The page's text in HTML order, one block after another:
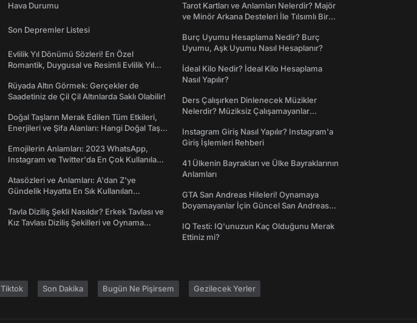
Hava Durumu
Son Depremler Listesi
Evlilik Yıl Dönümü Sözleri! En Özel
Romantik, Duygusal ve Resimli Evlilik Yıl
Rüyada Altın Görmek: Gerçekler de
Saadetiniz de Çil Çil Altınlarda Saklı Olabilir!
Doğal Taşların Merak Edilen Tüm Etkileri,
Enerjileri ve Şifa Alanları: Hangi Doğal Taş
Emojilerin Anlamları: 2023 WhatsApp,
Instagram ve Twitter'da En Çok Kullanılan
Atasözleri ve Anlamları: A'dan Z'ye
Gündelik Hayatta En Sık Kullanılan
Tavla Diziliş Şekli Nasıldır? Erkek Tavlası ve
Kız Tavlası Diziliş Şekilleri ve Oynama
Tarot Kartları ve Anlamları Nelerdir? Majör
ve Minör Arkana Desteleri İle Tılsımlı Bir
Burç Uyumu Hesaplama Nedir? Burç
Uyumu, Aşk Uyumu Nasıl Hesaplanır?
İdeal Kilo Nedir? İdeal Kilo Hesaplama
Nasıl Yapılır?
Ders Çalışırken Dinlenecek Müzikler
Nelerdir? Müziksiz Çalışamayanlar
Instagram Giriş Nasıl Yapılır? Instagram'a
Giriş İşlemleri Rehberi
41 Ülkenin Bayrakları ve Ülke Bayraklarının
Anlamları
GTA San Andreas Hileleri! Oynamaya
Doyamayanlar İçin Güncel San Andreas
IQ Testi: IQ'unuzun Kaç Olduğunu Merak
Ettiniz mi?
Tiktok Son Dakika Bugün Ne Pişirsem Gezilecek Yerler